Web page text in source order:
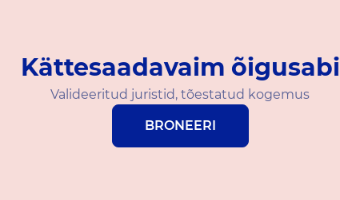
Kättesaadavaim õigusabi
Valideeritud juristid, tõestatud kogemus
BRONEERI